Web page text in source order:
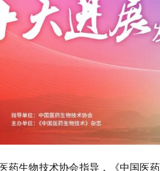
药生物技术协会指导，《中国医